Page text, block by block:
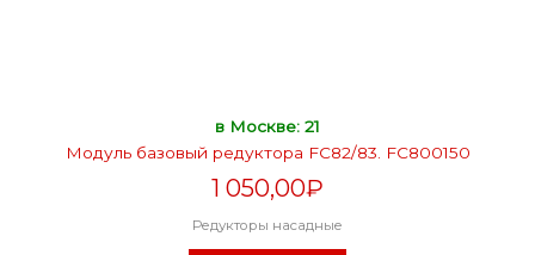
в Москве: 21
Модуль базовый редуктора FC82/83. FC800150
1 050,00₽
Редукторы насадные